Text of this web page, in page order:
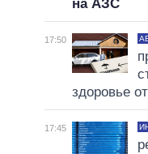
на АЗС
17:50
здоровье
17:45